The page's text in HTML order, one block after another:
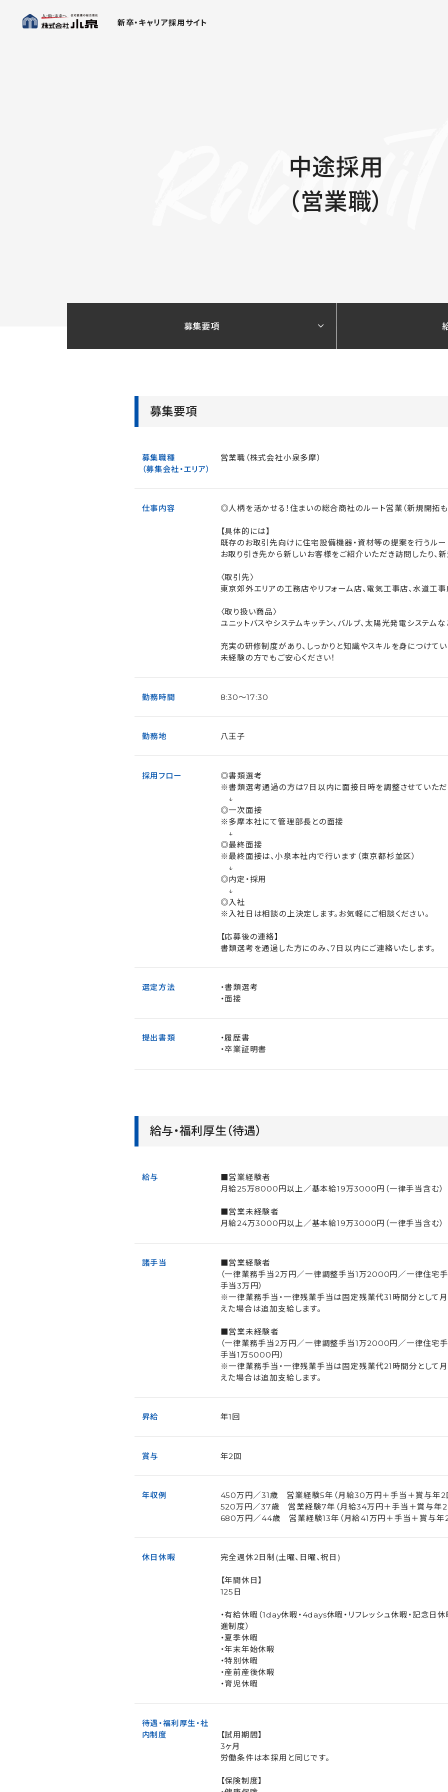
新卒・キャリア採用サイト
中途採用
（営業職）
募集要項
募集要項
募集職種
（募集会社・エリア）
営業職（株式会社小泉多摩）
仕事内容 ◎人柄を活かせる！住まいの総合商社のルート営業（新規開拓も
【具体的には】
既存のお取引先向けに住宅設備機器・資材等の提案を行うルー
お取り引き先から新しいお客様をご紹介いただき訪問したり、
〈取引先〉
東京郊外エリアの工務店やリフォーム店、電気工事店、水道工
〈取り扱い商品〉
ユニットバスやシステムキッチン、バルブ、太陽光発電システムな
充実の研修制度があり、しっかりと知識やスキルを身につけて
未経験の方でもご安心ください！
勤務時間 8:30～17:30
勤務地 八王子
採用フロー
◎書類選考
※書類選考通過の方は7日以内に面接日時を調整させていただ
↓
◎一次面接
※多摩本社にて管理部長との面接
↓
◎最終面接
※最終面接は、小泉本社内で行います（東京都杉並区）
↓
◎内定・採用
↓
◎入社
※入社日は相談の上決定します。お気軽にご相談ください。
【応募後の連絡】
書類選考を通過した方にのみ、7日以内にご連絡いたします。
選定方法
・書類選考
・面接
提出書類
・履歴書
・卒業証明書
給与・福利厚生（待遇）
給与
■営業経験者
月給25万8000円以上／基本給19万3000円（一律手当含む）
■営業未経験者
月給24万3000円以上／基本給19万3000円（一律手当含む）
諸手当
■営業経験者
（一律業務手当2万円／一律調整手当1万2000円／一律住宅
手当3万円）
※一律業務手当・一律残業手当は固定残業代31時間分として
えた場合は追加支給します。
■営業未経験者
（一律業務手当2万円／一律調整手当1万2000円／一律住宅
手当1万5000円）
※一律業務手当・一律残業手当は固定残業代21時間分として
えた場合は追加支給します。
昇給 年1回
賞与 年2回
年収例
450万円／31歳 営業経験5年（月給30万円＋手当＋賞与年2
520万円／37歳 営業経験7年（月給34万円＋手当＋賞与年2
680万円／44歳 営業経験13年（月給41万円＋手当＋賞与年2
休日休暇 完全週休2日制(土曜、日曜、祝日)
【年間休日】
125日
・有給休暇（1day休暇・4days休暇・リフレッシュ休暇・記念
進制度）
・夏季休暇
・年末年始休暇
・特別休暇
・産前産後休暇
・育児休暇
待遇・福利厚生・社
内制度
【試用期間】
3ヶ月
労働条件は本採用と同じです。
【保険制度】